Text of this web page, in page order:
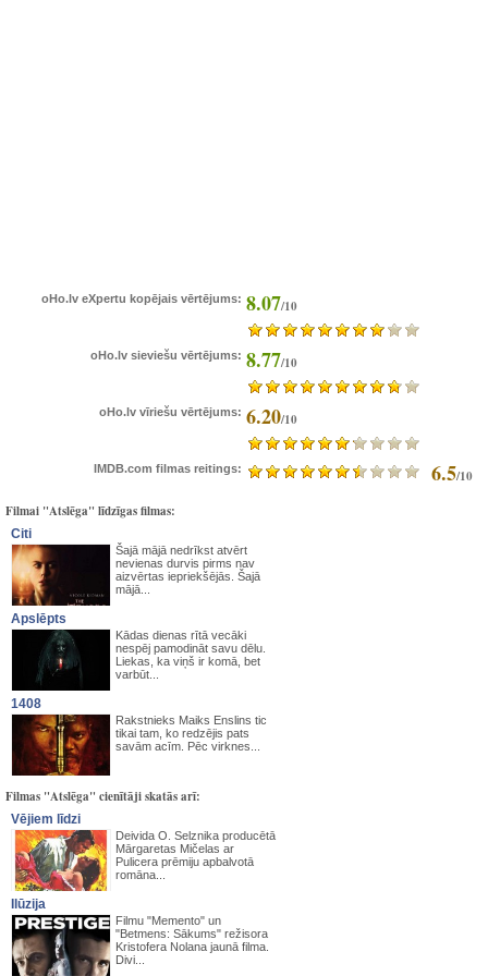
oHo.lv eXpertu kopējais vērtējums: 8.07/10
oHo.lv sieviešu vērtējums: 8.77/10
oHo.lv vīriešu vērtējums: 6.20/10
IMDB.com filmas reitings: 6.5/10
Filmai "Atslēga" līdzīgas filmas:
Citi
Šajā mājā nedrīkst atvērt
nevienas durvis pirms nav
aizvērtas iepriekšējās. Šajā
mājā...
Apslēpts
Kādas dienas rītā vecāki
nespēj pamodināt savu dēlu.
Liekas, ka viņš ir komā, bet
varbūt...
1408
Rakstnieks Maiks Enslins tic
tikai tam, ko redzējis pats
savām acīm. Pēc virknes...
Filmas "Atslēga" cienītāji skatās arī:
Vējiem līdzi
Deivida O. Selznika producētā
Mārgaretas Mičelas ar
Pulicera prēmiju apbalvotā
romāna...
Ilūzija
Filmu "Memento" un
"Betmens: Sākums" režisora
Kristofera Nolana jaunā filma.
Divi...